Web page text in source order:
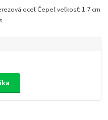
oceľ Čepeľ veľkosť: 1,7 cm